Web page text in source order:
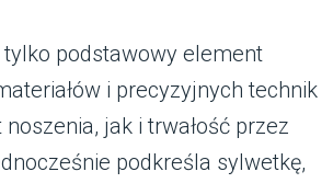
podstawowy element
i precyzyjnych technik
jak i trwałość przez
podkreśla sylwetkę,